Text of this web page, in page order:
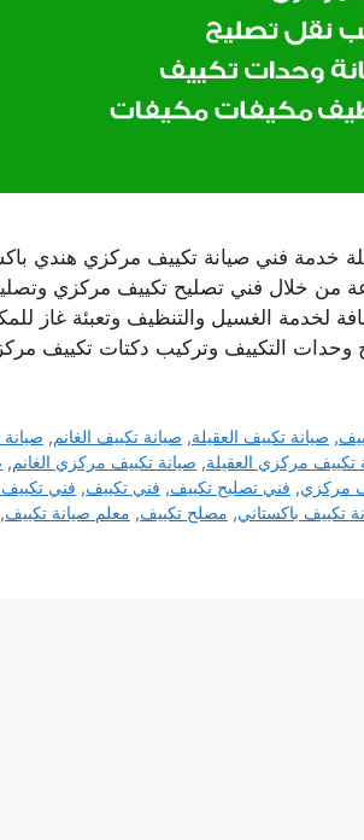
من خلال فني تصليح تكييف مركزي
لخدمة الغسيل والتنظيف وتعبئة غاز
وحدات التكييف وتركيب دكتات تكييف
, صيانة تكييف العقيلة, صيانة تكييف الغانم,
تكييف مركزي العقيلة, صيانة تكييف مركزي الغانم,
مركزي, فني تصليح تكييف, فني تكييف, فني تكييف
تكييف باكستاني, مصلح تكييف, معلم صيانة تكييف,